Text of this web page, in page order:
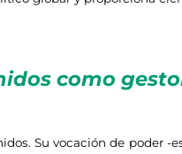
como
Su vocación de poder